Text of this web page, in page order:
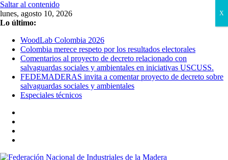
Saltar al contenido
lunes, agosto 10, 2026
Lo último:
WoodLab Colombia 2026
Colombia merece respeto por los resultados electorales
Comentarios al proyecto de decreto relacionado con
salvaguardas sociales y ambientales en iniciativas USCUSS.
FEDEMADERAS invita a comentar proyecto de decreto sobre
salvaguardas sociales y ambientales
Especiales técnicos
X